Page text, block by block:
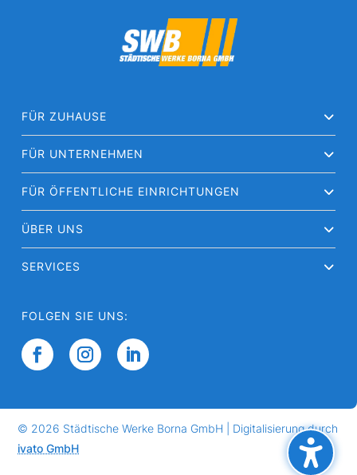
FÜR ZUHAUSE
FÜR UNTERNEHMEN
FÜR ÖFFENTLICHE EINRICHTUNGEN
ÜBER UNS
SERVICES
FOLGEN SIE UNS:
© 2026 Städtische Werke Borna GmbH | Digitalisierung durch
ivato GmbH